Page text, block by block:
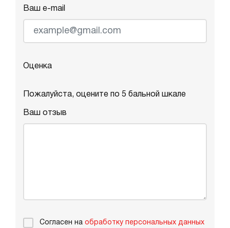
Ваш e-mail
Оценка
Пожалуйста, оцените по 5 бальной шкале
Ваш отзыв
Согласен на обработку персональных данных